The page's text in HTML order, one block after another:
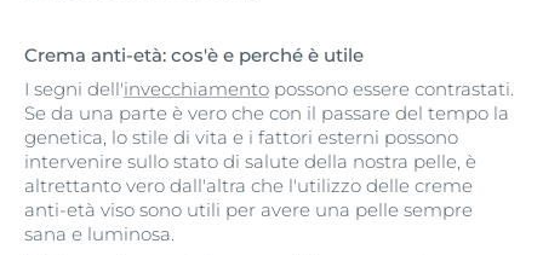
Crema anti-età: cos'è e perché è utile
I segni dell'invecchiamento possono essere contrastati.
Se da una parte è vero che con il passare del tempo la
genetica, lo stile di vita e i fattori esterni possono
intervenire sullo stato di salute della nostra pelle, è
altrettanto vero dall'altra che l'utilizzo delle creme
anti-età viso sono utili per avere una pelle sempre
sana e luminosa.